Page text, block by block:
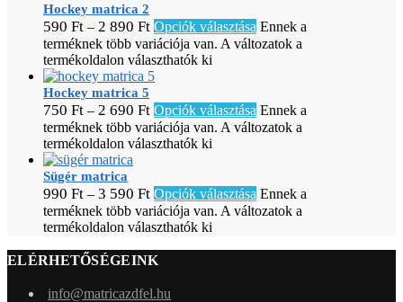
Hockey matrica 2
590 Ft – 2 890 Ft Opciók választása Ennek a
terméknek több variációja van. A változatok a
termékoldalon választhatók ki
Hockey matrica 5
750 Ft – 2 690 Ft Opciók választása Ennek a
terméknek több variációja van. A változatok a
termékoldalon választhatók ki
Sügér matrica
990 Ft – 3 590 Ft Opciók választása Ennek a
terméknek több variációja van. A változatok a
termékoldalon választhatók ki
ELÉRHETŐSÉGEINK
info@matricazdfel.hu